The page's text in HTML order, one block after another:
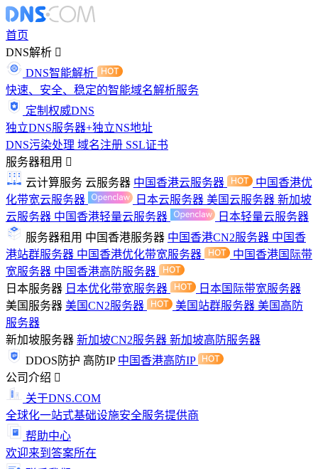
首页
DNS解析
DNS智能解析
快速、安全、稳定的智能域名解析服务
定制权威DNS
独立DNS服务器+独立NS地址
DNS污染处理 域名注册 SSL证书
服务器租用
云计算服务 云服务器 中国香港云服务器
中国香港优
化带宽云服务器
日本云服务器 美国云服务器 新加坡
云服务器 中国香港轻量云服务器
日本轻量云服务器
服务器租用 中国香港服务器 中国香港CN2服务器 中国香
港站群服务器 中国香港优化带宽服务器
中国香港国际带
宽服务器 中国香港高防服务器
日本服务器 日本优化带宽服务器
日本国际带宽服务器
美国服务器 美国CN2服务器 美国站群服务器 美国高防
服务器
新加坡服务器 新加坡CN2服务器 新加坡高防服务器
DDOS防护 高防IP 中国香港高防IP
公司介绍
关于DNS.COM
全球化一站式基础设施安全服务提供商
帮助中心
欢迎来到答案所在